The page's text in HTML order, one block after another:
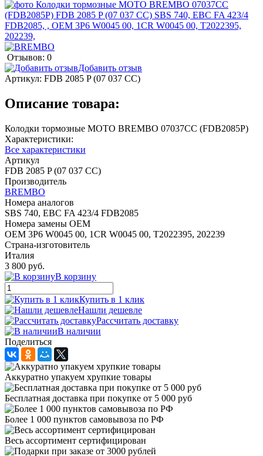
Отзывов: 0
Добавить отзыв
Артикул: FDB 2085 P (07 037 CC)
Описание товара:
Колодки тормозные MOTO BREMBO 07037CC (FDB2085P)
Характеристики:
Все характеристики
Артикул
FDB 2085 P (07 037 CC)
Производитель
BREMBO
Номера аналогов
SBS 740, EBC FA 423/4 FDB2085
Номера замены OEM
OEM 3P6 W0045 00, 1CR W0045 00, T2022395, 202239
Страна-изготовитель
Италия
3 800 руб.
В корзину
Купить в 1 клик
Нашли дешевле
Рассчитать доставку
В наличии
Поделиться
Аккуратно упакуем хрупкие товары
Бесплатная доставка при покупке от 5 000 руб
Более 1 000 пунктов самовывоза по РФ
Весь ассортимент сертифицирован